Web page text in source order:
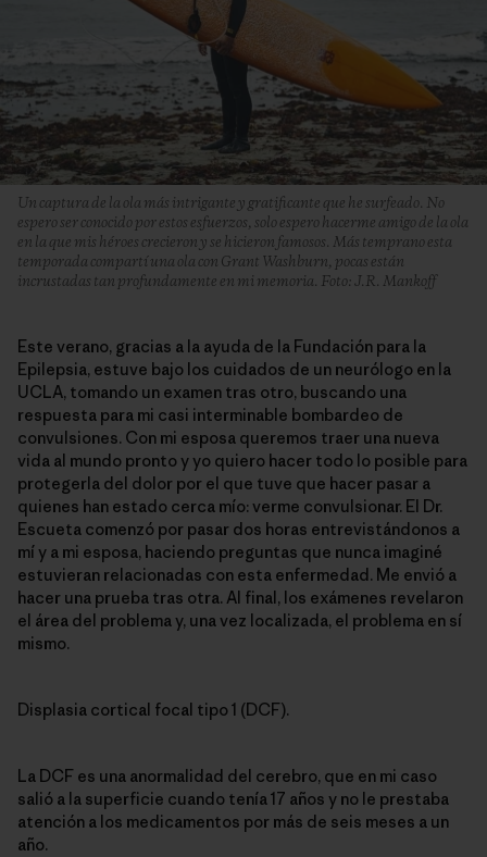
Un captura de la ola más intrigante y gratificante que he surfeado. No
espero ser conocido por estos esfuerzos, solo espero hacerme amigo de la ola
en la que mis héroes crecieron y se hicieron famosos. Más temprano esta
temporada compartí una ola con Grant Washburn, pocas están
incrustadas tan profundamente en mi memoria. Foto: J.R. Mankoff
Este verano, gracias a la ayuda de la Fundación para la
Epilepsia, estuve bajo los cuidados de un neurólogo en la
UCLA, tomando un examen tras otro, buscando una
respuesta para mi casi interminable bombardeo de
convulsiones. Con mi esposa queremos traer una nueva
vida al mundo pronto y yo quiero hacer todo lo posible para
protegerla del dolor por el que tuve que hacer pasar a
quienes han estado cerca mío: verme convulsionar. El Dr.
Escueta comenzó por pasar dos horas entrevistándonos a
mí y a mi esposa, haciendo preguntas que nunca imaginé
estuvieran relacionadas con esta enfermedad. Me envió a
hacer una prueba tras otra. Al final, los exámenes revelaron
el área del problema y, una vez localizada, el problema en sí
mismo.
Displasia cortical focal tipo 1 (DCF).
La DCF es una anormalidad del cerebro, que en mi caso
salió a la superficie cuando tenía 17 años y no le prestaba
atención a los medicamentos por más de seis meses a un
año.